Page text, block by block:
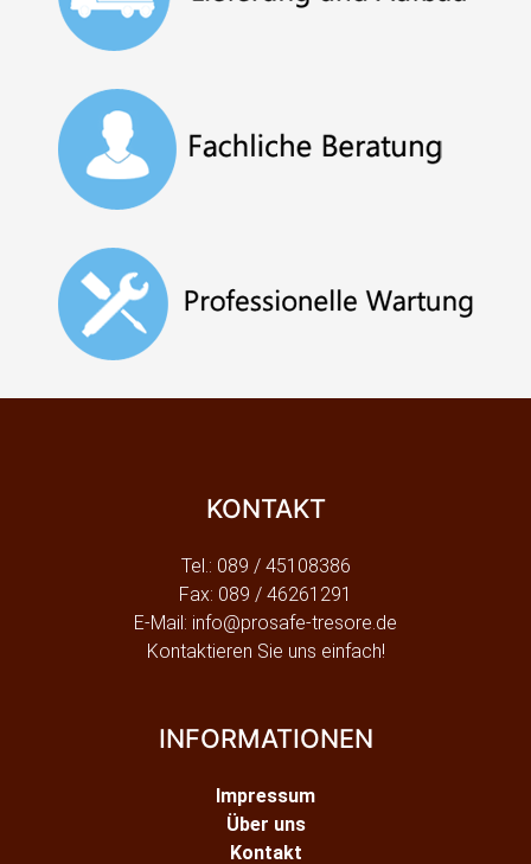
KONTAKT
Tel.: 089 / 45108386
Fax: 089 / 46261291
E-Mail: info@prosafe-tresore.de
Kontaktieren Sie uns einfach!
INFORMATIONEN
Impressum
Über uns
Kontakt